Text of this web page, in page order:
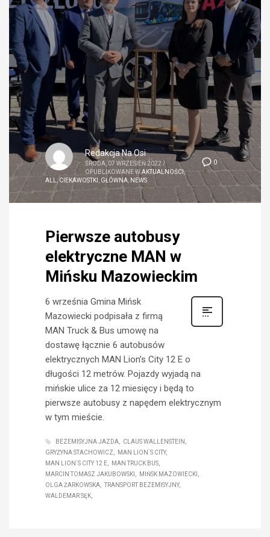
0
Redakcja Na Osi
ŚRODA, 07 WRZESIEŃ 2022 /
OPUBLIKOWANE WAKTUALNOŚCI,
ALL ,CIEKAWOSTKI GŁÓWNA NEWS
Pierwsze autobusy
elektryczne MAN w
Mińsku Mazowieckim
6 września Gmina Mińsk
Mazowiecki podpisała z firmą
MAN Truck & Bus umowę na
dostawę łącznie 6 autobusów
elektrycznych MAN Lion’s City 12 E o
długości 12 metrów. Pojazdy wyjadą na
mińskie ulice za 12 miesięcy i będą to
pierwsze autobusy z napędem elektrycznym
w tym mieście.
BEZEMISYJNA JAZDA
CLAUS WALLENSTEIN
GRYŻYNA STACHOWICZ
MAN LION`S CITY
MAN LION`S CITY 12 E
MAN TRUCK BUS
MARCIN TOMASZ JAKUBOWSKI
MIŃSK MAZOWIECKI
OLGA ŻARKOWSKA
TRANSPORT BEZEMISYJNY
WALDEMAR SĘK